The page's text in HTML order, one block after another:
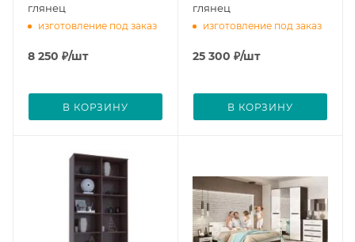
глянец
изготовление под заказ
8 250 ₽/шт
В КОРЗИНУ
глянец
изготовление под заказ
25 300 ₽/шт
В КОРЗИНУ